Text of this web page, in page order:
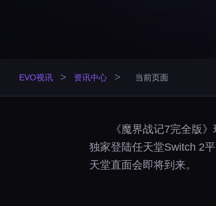
EVO视讯 > 资讯中心 > 当前页面
《魔界战记7完全版
独家登陆任天堂Switch 2
天堂直面会即将到来。